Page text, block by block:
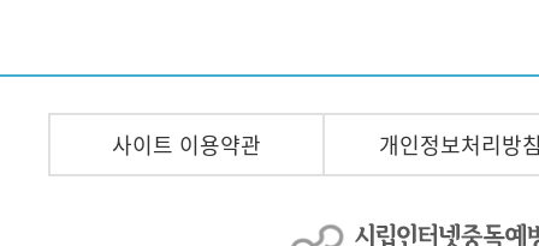
사이트 이용약관 개인정보처리방